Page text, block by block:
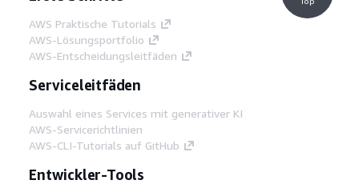
AWS Praktische Tutorials
AWS-Lösungsportfolio
AWS-Entscheidungsleitfäden
Serviceleitfäden
Auswahl eines Services mit generativer KI
AWS-Servicerichtlinien
AWS-CLI-Tutorials auf GitHub
Entwickler-Tools